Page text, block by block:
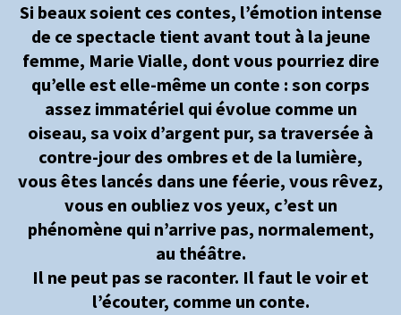
Si beaux soient ces contes, l’émotion intense
de ce spectacle tient avant tout à la jeune
femme, Marie Vialle, dont vous pourriez dire
qu’elle est elle-même un conte : son corps
assez immatériel qui évolue comme un
oiseau, sa voix d’argent pur, sa traversée à
contre-jour des ombres et de la lumière,
vous êtes lancés dans une féerie, vous rêvez,
vous en oubliez vos yeux, c’est un
phénomène qui n’arrive pas, normalement,
au théâtre.
Il ne peut pas se raconter. Il faut le voir et
l’écouter, comme un conte.